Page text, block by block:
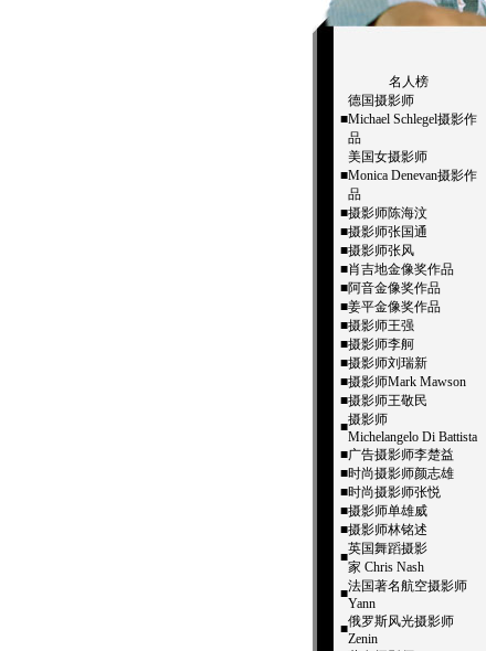
名人榜
■
德国摄影师
Michael Schlegel摄影作
品
■
美国女摄影师
Monica Denevan摄影作
品
■摄影师陈海汶
■摄影师张国通
■摄影师张风
■肖吉地金像奖作品
■阿音金像奖作品
■姜平金像奖作品
■摄影师王强
■摄影师李舸
■摄影师刘瑞新
■摄影师Mark Mawson
■摄影师王敬民
■摄影师
Michelangelo Di Battista
■广告摄影师李楚益
■时尚摄影师颜志雄
■时尚摄影师张悦
■摄影师单雄威
■摄影师林铭述
■
英国舞蹈摄影
家 Chris Nash
■法国著名航空摄影师
Yann
■俄罗斯风光摄影师
Zenin